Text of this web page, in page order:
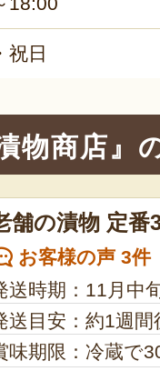
祝日
物商店』
舗の漬物 定番
お客様の声 3件
送時期：11月中
送目安：約1週間
味期限：冷蔵で